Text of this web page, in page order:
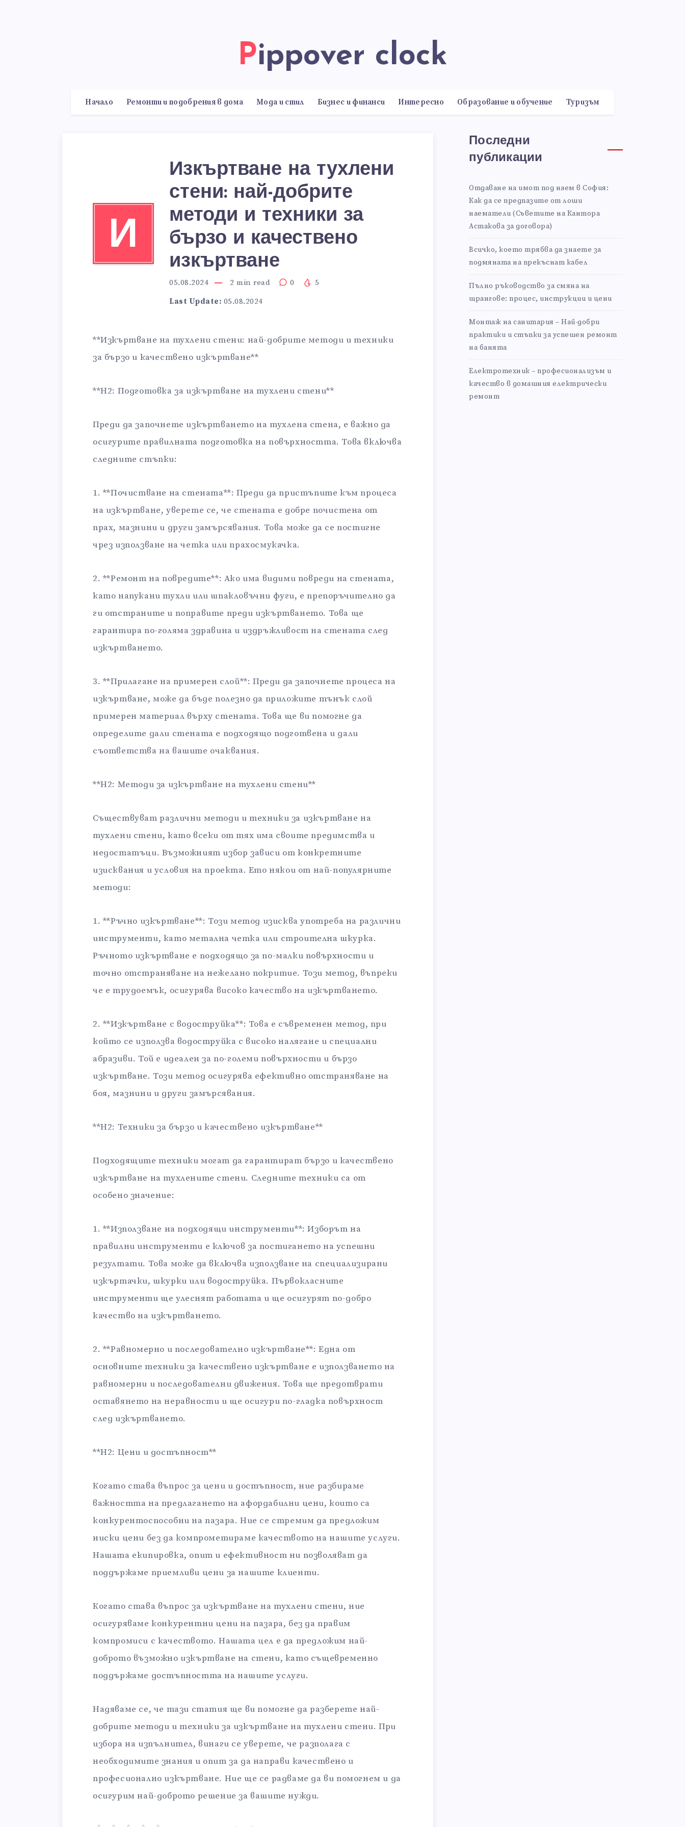
Pippover clock
Начало Ремонти и подобрения в дома Мода и стил Бизнес и финанси Интересно Образование и обучение Туризъм
И
Изкъртване на тухлени
стени: най-добрите
методи и техники за
бързо и качествено
изкъртване
05.08.2024 2 min read 0
5
Last Update: 05.08.2024
**Изкъртване на тухлени стени: най-добрите методи и техники
за бързо и качествено изкъртване**
**H2: Подготовка за изкъртване на тухлени стени**
Преди да започнете изкъртването на тухлена стена, е важно да
осигурите правилната подготовка на повърхността. Това включва
следните стъпки:
1. **Почистване на стената**: Преди да пристъпите към процеса
на изкъртване, уверете се, че стената е добре почистена от
прах, мазнини и други замърсявания. Това може да се постигне
чрез използване на четка или прахосмукачка.
2. **Ремонт на повредите**: Ако има видими повреди на стената,
като напукани тухли или шпакловъчни фуги, е препоръчително да
ги отстраните и поправите преди изкъртването. Това ще
гарантира по-голяма здравина и издръжливост на стената след
изкъртването.
3. **Прилагане на примерен слой**: Преди да започнете процеса на
изкъртване, може да бъде полезно да приложите тънък слой
примерен материал върху стената. Това ще ви помогне да
определите дали стената е подходящо подготвена и дали
съответства на вашите очаквания.
**H2: Методи за изкъртване на тухлени стени**
Съществуват различни методи и техники за изкъртване на
тухлени стени, като всеки от тях има своите предимства и
недостатъци. Възможният избор зависи от конкретните
изисквания и условия на проекта. Ето някои от най-популярните
методи:
1. **Ръчно изкъртване**: Този метод изисква употреба на различни
инструменти, като метална четка или строителна шкурка.
Ръчното изкъртване е подходящо за по-малки повърхности и
точно отстраняване на нежелано покритие. Този метод, въпреки
че е трудоемък, осигурява високо качество на изкъртването.
2. **Изкъртване с водоструйка**: Това е съвременен метод, при
който се използва водоструйка с високо налягане и специални
абразиви. Той е идеален за по-големи повърхности и бързо
изкъртване. Този метод осигурява ефективно отстраняване на
боя, мазнини и други замърсявания.
**H2: Техники за бързо и качествено изкъртване**
Подходящите техники могат да гарантират бързо и качествено
изкъртване на тухлените стени. Следните техники са от
особено значение:
1. **Използване на подходящи инструменти**: Изборът на
правилни инструменти е ключов за постигането на успешни
резултати. Това може да включва използване на специализирани
изкъртачки, шкурки или водоструйка. Първокласните
инструменти ще улеснят работата и ще осигурят по-добро
качество на изкъртването.
2. **Равномерно и последователно изкъртване**: Една от
основните техники за качествено изкъртване е използването на
равномерни и последователни движения. Това ще предотврати
оставянето на неравности и ще осигури по-гладка повърхност
след изкъртването.
**H2: Цени и достъпност**
Когато става въпрос за цени и достъпност, ние разбираме
важността на предлагането на афордабилни цени, които са
конкурентоспособни на пазара. Ние се стремим да предложим
ниски цени без да компрометираме качеството на нашите услуги.
Нашата екипировка, опит и ефективност ни позволяват да
поддържаме приемливи цени за нашите клиенти.
Когато става въпрос за изкъртване на тухлени стени, ние
осигуряваме конкурентни цени на пазара, без да правим
компромиси с качеството. Нашата цел е да предложим най-
доброто възможно изкъртване на стени, като същевременно
поддържаме достъпността на нашите услуги.
Надяваме се, че тази статия ще ви помогне да разберете най-
добрите методи и техники за изкъртване на тухлени стени. При
избора на изпълнител, винаги се уверете, че разполага с
необходимите знания и опит за да направи качествено и
професионално изкъртване. Ние ще се радваме да ви помогнем и да
осигурим най-доброто решение за вашите нужди.
Последни
публикации
Отдаване на имот под наем в София:
Как да се предпазите от лоши
наематели (Съветите на Кантора
Астакова за договора)
Всичко, което трябва да знаете за
подмяната на прекъснат кабел
Пълно ръководство за смяна на
щрангове: процес, инструкции и цени
Монтаж на санитария – Най-добри
практики и стъпки за успешен ремонт
на банята
Електротехник – професионализъм и
качество в домашния електрически
ремонт